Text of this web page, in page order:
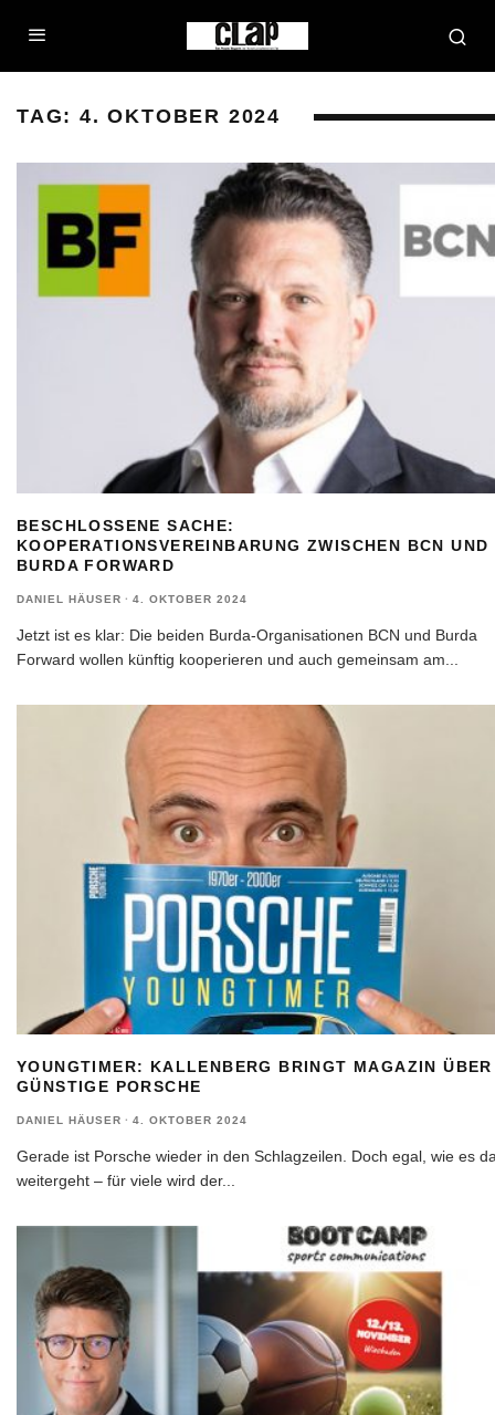
TAG: 4. OKTOBER 2024
BESCHLOSSENE SACHE:
KOOPERATIONSVEREINBARUNG ZWISCHEN BCN UND
BURDA FORWARD
DANIEL HÄUSER · 4. OKTOBER 2024
Jetzt ist es klar: Die beiden Burda-Organisationen BCN und Burda
Forward wollen künftig kooperieren und auch gemeinsam am
YOUNGTIMER: KALLENBERG BRINGT MAGAZIN ÜBER
GÜNSTIGE PORSCHE
DANIEL HÄUSER · 4. OKTOBER 2024
Gerade ist Porsche wieder in den Schlagzeilen. Doch egal, wie es
weitergeht – für viele wird der...